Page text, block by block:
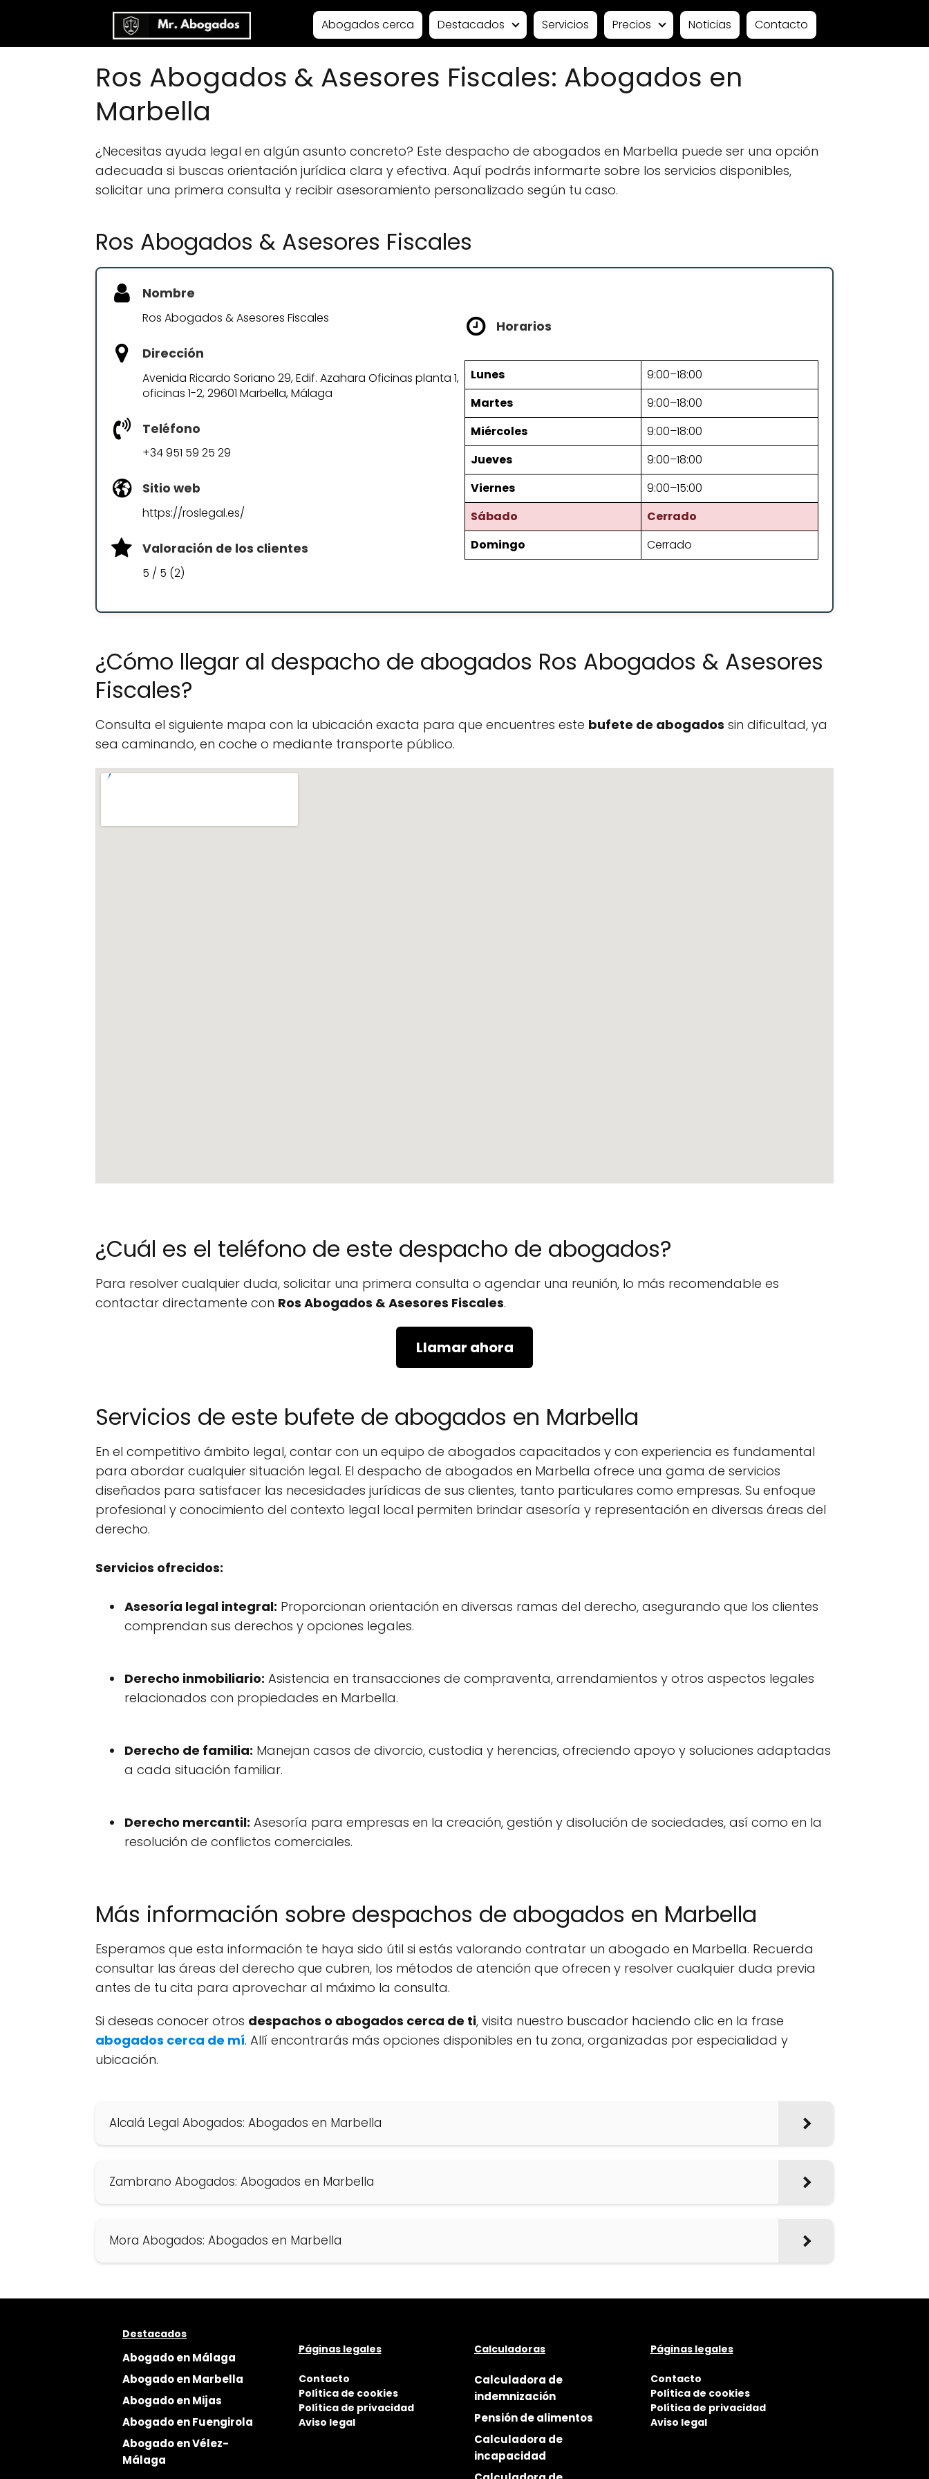
Abogados cerca Destacados Servicios Precios Noticias Contacto
Ros Abogados & Asesores Fiscales: Abogados en
Marbella
¿Necesitas ayuda legal en algún asunto concreto? Este despacho de abogados en Marbella puede ser una opción
adecuada si buscas orientación jurídica clara y efectiva. Aquí podrás informarte sobre los servicios disponibles,
solicitar una primera consulta y recibir asesoramiento personalizado según tu caso.
Ros Abogados & Asesores Fiscales
Nombre
Ros Abogados & Asesores Fiscales
Dirección
Avenida Ricardo Soriano 29, Edif. Azahara Oficinas planta 1,
oficinas 1-2, 29601 Marbella, Málaga
Teléfono
+34 951 59 25 29
Sitio web
https://roslegal.es/
Valoración de los clientes
5 / 5 (2)
Horarios
Lunes
9:00–18:00
Martes
9:00–18:00
Miércoles
9:00–18:00
Jueves
9:00–18:00
Viernes
9:00–15:00
Sábado
Cerrado
Domingo
Cerrado
¿Cómo llegar al despacho de abogados Ros Abogados & Asesores
Fiscales?
Consulta el siguiente mapa con la ubicación exacta para que encuentres este bufete de abogados sin dificultad, ya
sea caminando, en coche o mediante transporte público.
¿Cuál es el teléfono de este despacho de abogados?
Para resolver cualquier duda, solicitar una primera consulta o agendar una reunión, lo más recomendable es
contactar directamente con Ros Abogados & Asesores Fiscales.
Llamar ahora
Servicios de este bufete de abogados en Marbella
En el competitivo ámbito legal, contar con un equipo de abogados capacitados y con experiencia es fundamental
para abordar cualquier situación legal. El despacho de abogados en Marbella ofrece una gama de servicios
diseñados para satisfacer las necesidades jurídicas de sus clientes, tanto particulares como empresas. Su enfoque
profesional y conocimiento del contexto legal local permiten brindar asesoría y representación en diversas áreas del
derecho.
Servicios ofrecidos:
Asesoría legal integral: Proporcionan orientación en diversas ramas del derecho, asegurando que los clientes
comprendan sus derechos y opciones legales.
Derecho inmobiliario: Asistencia en transacciones de compraventa, arrendamientos y otros aspectos legales
relacionados con propiedades en Marbella.
Derecho de familia: Manejan casos de divorcio, custodia y herencias, ofreciendo apoyo y soluciones adaptadas
a cada situación familiar.
Derecho mercantil: Asesoría para empresas en la creación, gestión y disolución de sociedades, así como en la
resolución de conflictos comerciales.
Más información sobre despachos de abogados en Marbella
Esperamos que esta información te haya sido útil si estás valorando contratar un abogado en Marbella. Recuerda
consultar las áreas del derecho que cubren, los métodos de atención que ofrecen y resolver cualquier duda previa
antes de tu cita para aprovechar al máximo la consulta.
Si deseas conocer otros despachos o abogados cerca de ti, visita nuestro buscador haciendo clic en la frase
abogados cerca de mí. Allí encontrarás más opciones disponibles en tu zona, organizadas por especialidad y
ubicación.
Alcalá Legal Abogados: Abogados en Marbella
Zambrano Abogados: Abogados en Marbella
Mora Abogados: Abogados en Marbella
Destacados
Abogado en Málaga
Abogado en Marbella
Abogado en Mijas
Abogado en Fuengirola
Abogado en Vélez-
Málaga
Páginas legales
Contacto
Política de cookies
Política de privacidad
Aviso legal
Calculadoras
Calculadora de
indemnización
Pensión de alimentos
Calculadora de
incapacidad
Páginas legales
Contacto
Política de cookies
Política de privacidad
Aviso legal